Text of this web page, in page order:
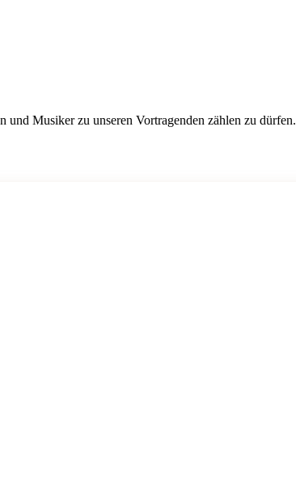
Musiker zu unseren Vortragenden zählen zu dürfen.